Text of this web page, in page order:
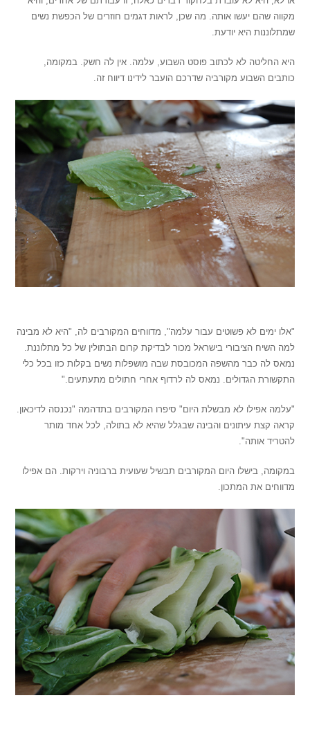
מקווה שהם יעשו אותה. מה שכן, לראות דגמים חוזרים של הכפשת נשים
שמתלוננות היא יודעת.
היא החליטה לא לכתוב פוסט השבוע, עלמה. אין לה חשק. במקומה,
כותבים השבוע מקורביה שדרכם הועבר לידינו דיווח זה.
"אלו ימים לא פשוטים עבור עלמה", מדווחים המקורבים לה, "היא לא מבינה
למה השיח הציבורי בישראל מכור לבדיקת קרום הבתולין של כל מתלוננת.
נמאס לה כבר מהשפה המכובסת שבה מושפלות נשים בקלות כזו בכל כלי
התקשורת הגדולים. נמאס לה לרדוף אחרי חתולים מתעתעים."
"עלמה אפילו לא מבשלת היום" סיפרו המקורבים בתדהמה "נכנסה לדיכאון.
קראה קצת עיתונים והבינה שבגלל שהיא לא בתולה, לכל אחד מותר
להטריד אותה".
במקומה, בישלו היום המקורבים תבשיל שעועית ברבוניה וירקות. הם אפילו
מדווחים את המתכון.